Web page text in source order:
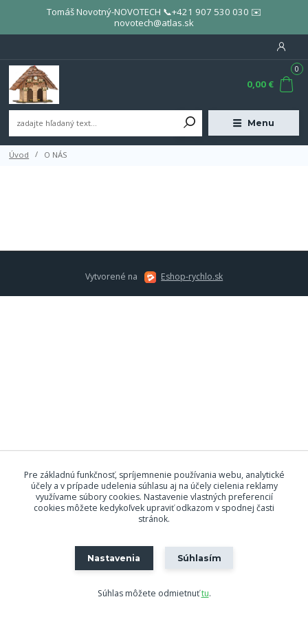
Tomáš Novotný-NOVOTECH 📞+421 907 530 030 ✉️
novotech@atlas.sk
Menu
0
0,00 €
Úvod O NÁS
Vytvorené na Eshop-rychlo.sk
Pre základnú funkčnosť, spríjemnenie používania webu, analytické
účely a v prípade udelenia súhlasu aj na účely cielenia reklamy
využívame súbory cookies. Nastavenie vlastných preferencií
cookies môžete kedykoľvek upraviť odkazom v spodnej časti
stránok.
Nastavenia Súhlasím
Súhlas môžete odmietnuťtu.